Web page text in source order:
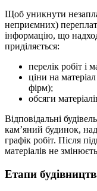
Щоб уникнути
неприємних)
інформацію, що
приділяється:
перелік робіт і
ціни на
фірм);
обсяги
Відповідальні
кам’яний будинок,
графік робіт. Після
матеріалів не
Етапи